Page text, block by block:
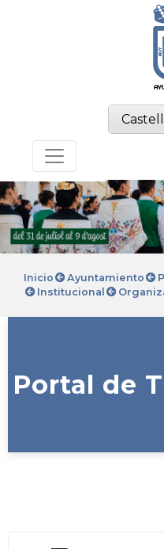
Inicio Ayuntamiento
Institucional
Portal de